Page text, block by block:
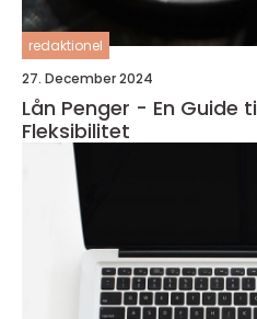
redaktionel
27. December 2024
Lån Penger - En Guide
Fleksibilitet